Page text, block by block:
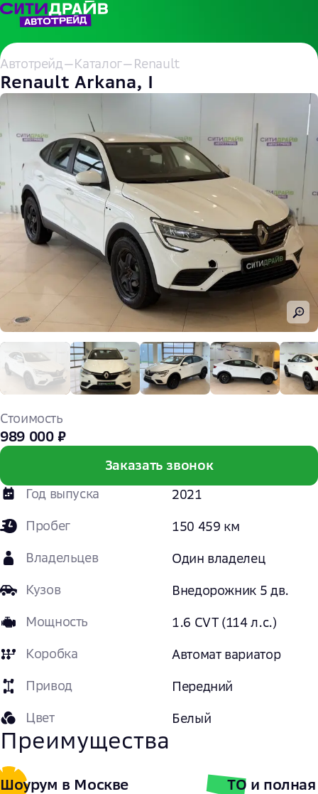
Автотрейд—Каталог—Renault
Renault Arkana, I
Год выпуска
2021
Пробег
150 459 км
Владельцев
Один владелец
Кузов
Внедорожник 5 дв.
Мощность
1.6 CVT (114 л.с.)
Коробка
Автомат вариатор
Привод
Передний
Цвет
Белый
Стоимость
989 000 ₽
Заказать звонок
Преимущества
Шоурум в Москве ТО и полная